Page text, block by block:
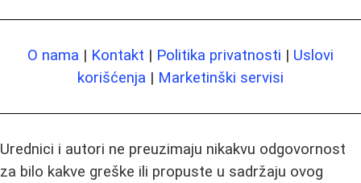
O nama | Kontakt | Politika privatnosti | Uslovi
korišćenja | Marketinški servisi
Urednici i autori ne preuzimaju nikakvu odgovornost
za bilo kakve greške ili propuste u sadržaju ovog